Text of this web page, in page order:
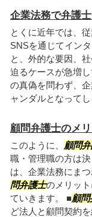
企業法務で弁護
とくに近年では、
SNSを通じてイン
と、外的な要因、
迫るケースが急増
の真偽を問わず、
ャンダルとなって
顧問弁護士のメ
このように、 顧問
職・管理職の方は
は、企業法務にま
問弁護士のメリッ
ていきます。 ■顧問
ど法人と顧問契約